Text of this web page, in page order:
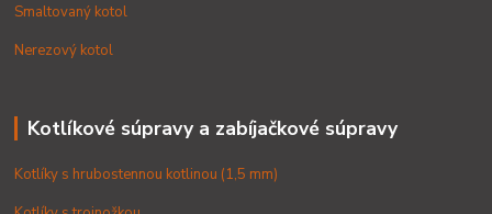
Smaltovaný kotol
Nerezový kotol
Kotlíkové súpravy a zabíjačkové súpravy
Kotlíky s hrubostennou kotlinou (1,5 mm)